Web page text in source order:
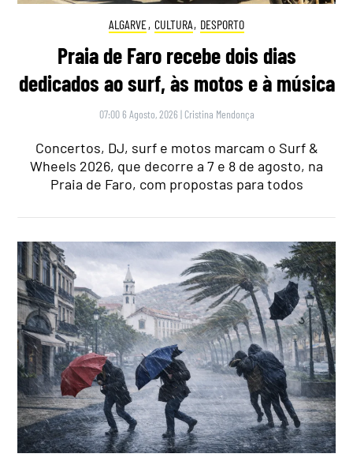
ALGARVE, CULTURA, DESPORTO
Praia de Faro recebe dois dias
dedicados ao surf, às motos e à música
07:00 6 Agosto, 2026 | Cristina Mendonça
Concertos, DJ, surf e motos marcam o Surf &
Wheels 2026, que decorre a 7 e 8 de agosto, na
Praia de Faro, com propostas para todos